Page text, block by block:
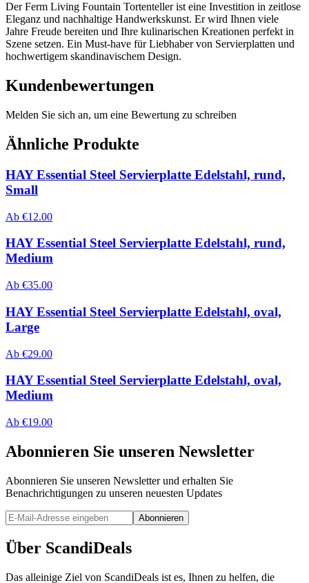
Der Ferm Living Fountain Tortenteller ist eine Investition in zeitlose
Eleganz und nachhaltige Handwerkskunst. Er wird Ihnen viele
Jahre Freude bereiten und Ihre kulinarischen Kreationen perfekt in
Szene setzen. Ein Must-have für Liebhaber von Servierplatten und
hochwertigem skandinavischem Design.
Kundenbewertungen
Melden Sie sich an, um eine Bewertung zu schreiben
Ähnliche Produkte
HAY Essential Steel Servierplatte Edelstahl, rund,
Small
Ab €12.00
HAY Essential Steel Servierplatte Edelstahl, rund,
Medium
Ab €35.00
HAY Essential Steel Servierplatte Edelstahl, oval,
Large
Ab €29.00
HAY Essential Steel Servierplatte Edelstahl, oval,
Medium
Ab €19.00
Abonnieren Sie unseren Newsletter
Abonnieren Sie unseren Newsletter und erhalten Sie
Benachrichtigungen zu unseren neuesten Updates
Abonnieren
Über ScandiDeals
Das alleinige Ziel von ScandiDeals ist es, Ihnen zu helfen, die